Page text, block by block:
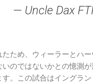
— Uncle Dax
ため、ウィーラーとハ
いのではないかとの憶測
。この試合はイングラ